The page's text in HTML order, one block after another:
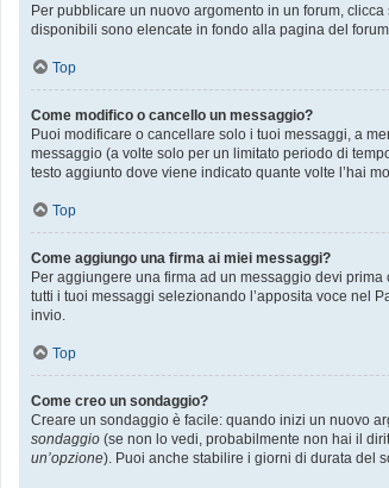
Per pubblicare un nuovo argomento in un forum,
disponibili sono elencate in fondo alla pagina del
Top
Come modifico o cancello un messaggio?
Puoi modificare o cancellare solo i tuoi messaggi, a
messaggio (a volte solo per un limitato periodo di
testo aggiunto dove viene indicato quante volte l’hai
Top
Come aggiungo una firma ai miei messaggi?
Per aggiungere una firma ad un messaggio devi
tutti i tuoi messaggi selezionando l’apposita voce nel
invio.
Top
Come creo un sondaggio?
Creare un sondaggio è facile: quando inizi un nuovo
sondaggio (se non lo vedi, probabilmente non hai il
un’opzione). Puoi anche stabilire i giorni di durata del